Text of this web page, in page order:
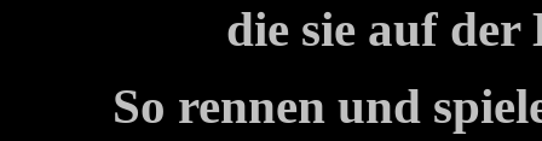
die sie auf der
So rennen und